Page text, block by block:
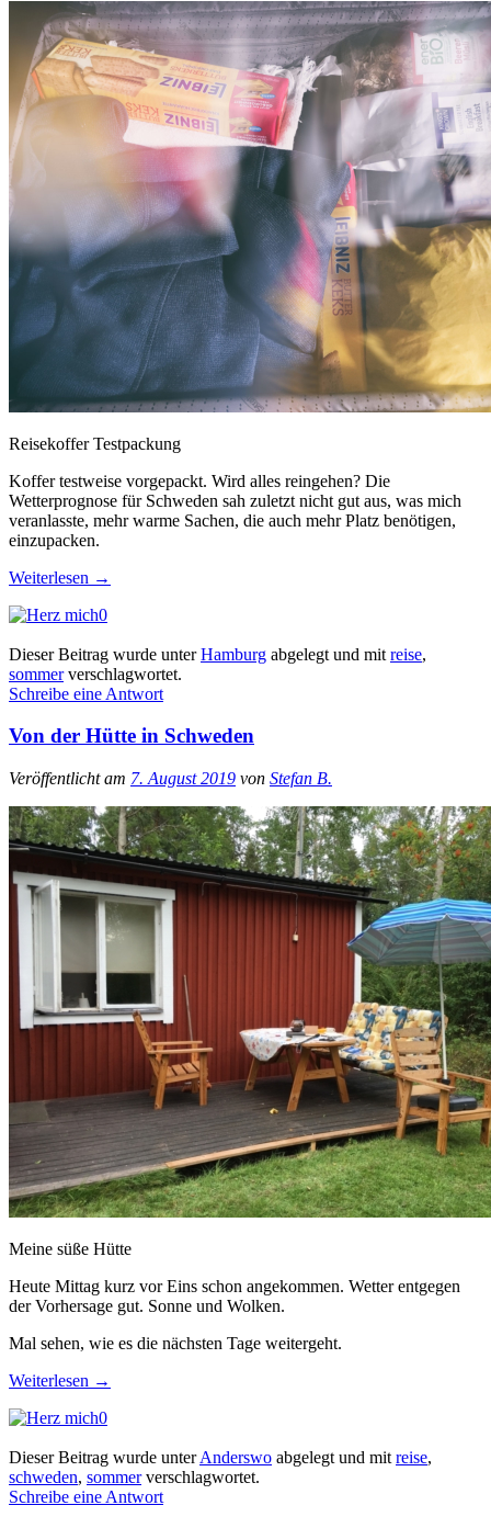
Reisekoffer Testpackung
Koffer testweise vorgepackt. Wird alles reingehen? Die
Wetterprognose für Schweden sah zuletzt nicht gut aus, was mich
veranlasste, mehr warme Sachen, die auch mehr Platz benötigen,
einzupacken.
Weiterlesen →
0
Dieser Beitrag wurde unterHamburg abgelegt und mit reise,
sommerverschlagwortet.
Schreibe eine Antwort
Von der Hütte in Schweden
Veröffentlicht am 7. August 2019 von Stefan B.
Meine süße Hütte
Heute Mittag kurz vor Eins schon angekommen. Wetter entgegen
der Vorhersage gut. Sonne und Wolken.
Mal sehen, wie es die nächsten Tage weitergeht.
Weiterlesen →
0
Dieser Beitrag wurde unterAnderswo abgelegt und mit reise,
schweden, sommerverschlagwortet.
Schreibe eine Antwort